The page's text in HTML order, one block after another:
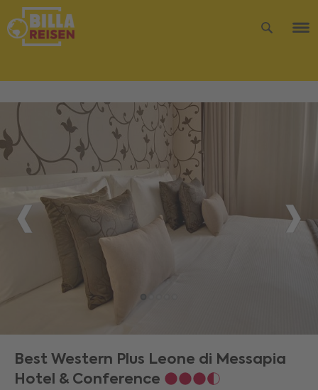
Best Western Plus Leone di Messapia
Hotel & Conference